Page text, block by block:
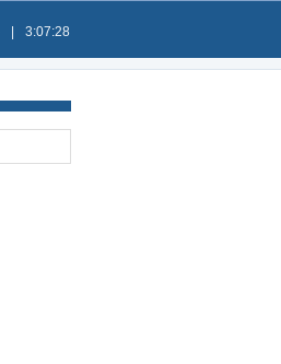
3:07:29